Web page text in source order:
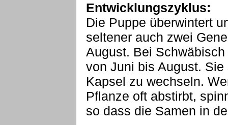
Entwicklungszyklus:
Die Puppe überwintert
seltener auch zwei
August. Bei
von Juni bis August.
Kapsel zu wechseln.
Pflanze oft abstirbt,
so dass die Samen in